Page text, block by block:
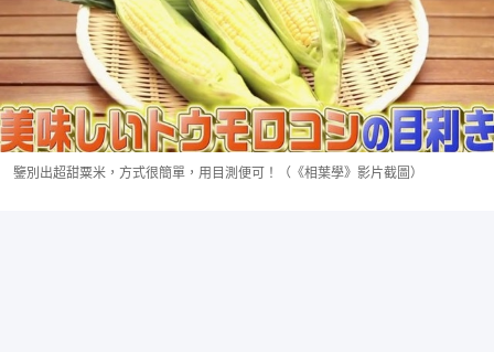
鑒別出超甜粟米，方式很簡單，用目測便可！（《相葉學》影片截圖）